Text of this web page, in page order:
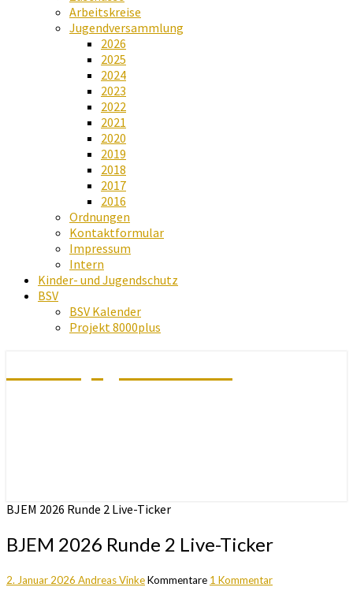
Arbeitskreise
Jugendversammlung
2026
2025
2024
2023
2022
2021
2020
2019
2018
2017
2016
Ordnungen
Kontaktformular
Impressum
Intern
Kinder- und Jugendschutz
BSV
BSV Kalender
Projekt 8000plus
BJEM 2026 Runde 2 Live-Ticker
BJEM 2026 Runde 2 Live-Ticker
2. Januar 2026 Andreas VinkeKommentare 1 Kommentar